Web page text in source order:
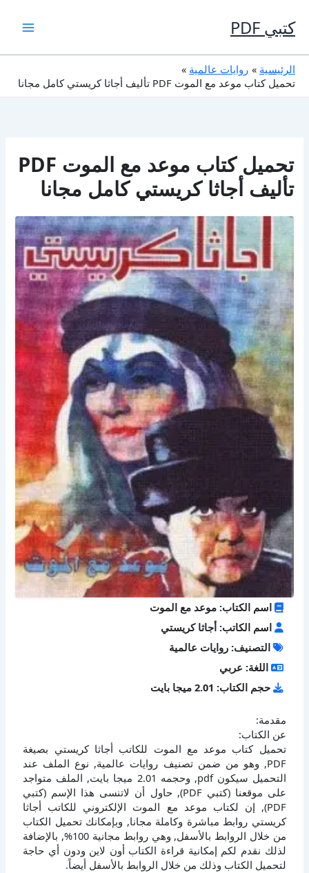
إلى
المحتوى
كتبي PDF
الرئيسية
روايات عالمية
تحميل كتاب موعد مع الموت PDF تأليف أجاثا كريستي كامل مجانا
تحميل كتاب موعد مع الموت PDF
تأليف أجاثا كريستي كامل مجانا
اسم الكتاب: موعد مع الموت
اسم الكاتب: أجاثا كريستي
التصنيف: روايات عالمية
اللغة: عربي
حجم الكتاب: 2.01 ميجا بايت
مقدمة:
عن الكتاب:
تحميل كتاب موعد مع الموت للكاتب أجاثا كريستي بصيغة
PDF, وهو من ضمن تصنيف روايات عالمية, نوع الملف عند
التحميل سيكون pdf, وحجمه 2.01 ميجا بايت, الملف متواجد
على موقعنا (كتبي PDF), حاول أن لاتنسى هذا الإسم (كتبي
PDF), إن لكتاب موعد مع الموت الإلكتروني للكاتب أجاثا
كريستي روابط مباشرة وكاملة مجانا, وبإمكانك تحميل الكتاب
من خلال الروابط بالأسفل, وهي روابط مجانية 100%, بالإضافة
لذلك نقدم لكم إمكانية قراءة الكتاب أون لاين ودون أي حاجة
لتحميل الكتاب وذلك من خلال الروابط بالأسفل أيضاً.